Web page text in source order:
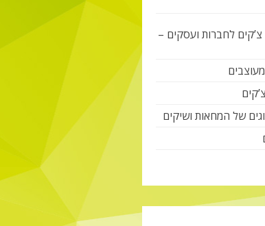
לחברות ועסקים –
של המחאות ושיקים